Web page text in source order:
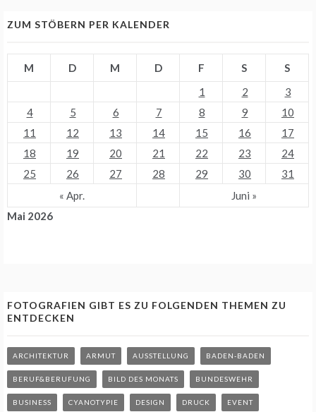
ZUM STÖBERN PER KALENDER
Mai 2026
M D M D F S
S
1
2
3
4
5 6 7 8 9
10
11
12 13 14 15 16
17
18
19 20 21 22 23
24
25
26 27 28 29 30
31
« Apr.
Juni »
FOTOGRAFIEN GIBT ES ZU FOLGENDEN THEMEN ZU
ENTDECKEN
ARCHITEKTUR ARMUT AUSSTELLUNG BADEN-BADEN
BERUF&BERUFUNG BILD DES MONATS BUNDESWEHR
BUSINESS CYANOTYPIE DESIGN DRUCK EVENT